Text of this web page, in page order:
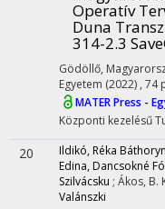
Operatív
Duna
314-2.3
Gödöllő,
Egyetem (2022) , 74
MATER Press -
Központi kezelésű
20 Ildikó, Réka
Edina, Dancsokné
Szilvácsku ; Ákos, B.
Valánszki